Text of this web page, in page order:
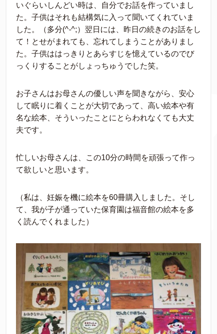
いぐらいしんどい時は、自分でお話を作っていまし
た。子供はそれも結構気に入って聞いてくれていま
した。（多分(^-^;）翌日には、昨日の続きのお話をし
て！とせがまれても、忘れてしまうことがありまし
た。子供ははっきりとあらすじを憶えているのでび
っくりすることがしょっちゅうでした笑。
お子さんはお母さんの優しい声を聞きながら、安心
して眠りに着くことが大切であって、高い絵本や有
名な絵本、そういったことにとらわれなくても大丈
夫です。
忙しいお母さんは、この10分の時間を頑張って作っ
て欲しいと思います。
（私は、妊娠を機に絵本を60冊購入しました。そし
て、我が子が通っていた保育園は福音館の絵本を多
く読んでくれました）